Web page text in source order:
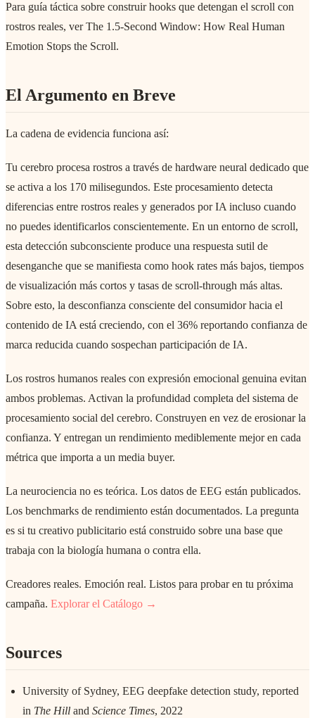
Para guía táctica sobre construir hooks que detengan el scroll con
rostros reales, ver The 1.5-Second Window: How Real Human
Emotion Stops the Scroll.
El Argumento en Breve
La cadena de evidencia funciona así:
Tu cerebro procesa rostros a través de hardware neural dedicado que
se activa a los 170 milisegundos. Este procesamiento detecta
diferencias entre rostros reales y generados por IA incluso cuando
no puedes identificarlos conscientemente. En un entorno de scroll,
esta detección subconsciente produce una respuesta sutil de
desenganche que se manifiesta como hook rates más bajos, tiempos
de visualización más cortos y tasas de scroll-through más altas.
Sobre esto, la desconfianza consciente del consumidor hacia el
contenido de IA está creciendo, con el 36% reportando confianza de
marca reducida cuando sospechan participación de IA.
Los rostros humanos reales con expresión emocional genuina evitan
ambos problemas. Activan la profundidad completa del sistema de
procesamiento social del cerebro. Construyen en vez de erosionar la
confianza. Y entregan un rendimiento mediblemente mejor en cada
métrica que importa a un media buyer.
La neurociencia no es teórica. Los datos de EEG están publicados.
Los benchmarks de rendimiento están documentados. La pregunta
es si tu creativo publicitario está construido sobre una base que
trabaja con la biología humana o contra ella.
Creadores reales. Emoción real. Listos para probar en tu próxima
campaña. Explorar el Catálogo →
Sources
University of Sydney, EEG deepfake detection study, reported
in The Hill and Science Times, 2022